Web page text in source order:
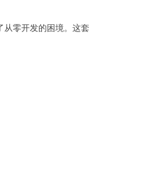
从零开发的困境。这套